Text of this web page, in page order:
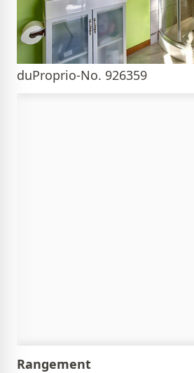
duProprio-No. 926359
Rangement